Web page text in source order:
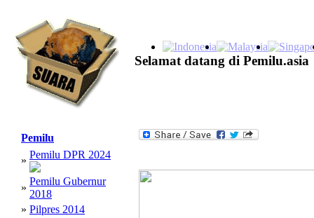
Selamat datang di Pemilu.asia
Pemilu
» Pemilu DPR 2024
»
Pemilu Gubernur
2018
» Pilpres 2014